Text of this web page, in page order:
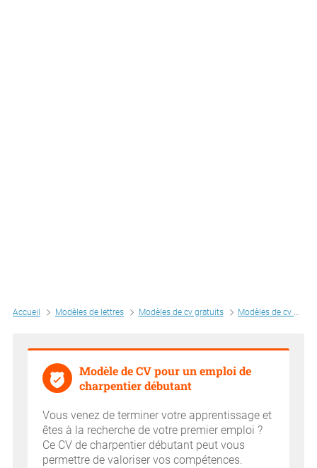
Accueil Modèles de lettres Modèles de cv gratuits Modèles de cv par métiers
Modèle de CV pour un emploi de
charpentier débutant
Vous venez de terminer votre apprentissage et
êtes à la recherche de votre premier emploi ?
Ce CV de charpentier débutant peut vous
permettre de valoriser vos compétences.